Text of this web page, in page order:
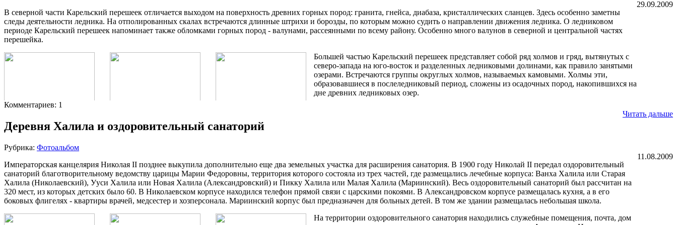
Николаевское отделение Мариинское отделение Новое Александровское отделение
Больные на приеме
Новое Александровское отделение -
восточный балкон
Механический каток Стиральная Паровая камера
29.09.2009
В северной части Карельский перешеек отличается выходом на поверхность древних горных пород: гранита, гнейса, диабаза, кристаллических сланцев. Здесь особенно заметны
следы деятельности ледника. На отполированных скалах встречаются длинные штрихи и борозды, по которым можно судить о направлении движения ледника. О ледниковом
периоде Карельский перешеек напоминает также обломками горных пород - валунами, рассеянными по всему району. Особенно много валунов в северной и центральной частях
перешейка.
Большей частью Карельский перешеек представляет собой ряд холмов и гряд, вытянутых с
северо-запада на юго-восток и разделенных ледниковыми долинами, как правило занятыми
озерами. Встречаются группы округлых холмов, называемых камовыми. Холмы эти,
образовавшиеся в послеледниковый период, сложены из осадочных пород, накопившихся на
дне древних ледниковых озер.
поверхности кристаллических пород, обилием глубоких впадин и котловин в сочетании с
кв. км.
Озера Карельского перешейка относятся к двум бассейнам - Ладожского озера и Финского
залива. В Ладожское озеро впадает самая крупная река перешейка - Вуокса. В ее системе
расположены и наиболее крупные озера региона, а также множество крупных и средних
озер. Реки, стекающие в Финский залив, невелики, а озера по площади значительно
уступают озерам системы Вуоксы.
Карельский перешеек отличается большим количеством озер, своим возникновением
Комментариев: 1
Читать дальше
Деревня Халила и оздоровительный санаторий
Рубрика: Фотоальбом
11.08.2009
Императорская канцелярия Николая II позднее выкупила дополнительно еще два земельных участка для расширения санатория. В 1900 году Николай II передал оздоровительный
санаторий благотворительному ведомству царицы Марии Федоровны, территория которого состояла из трех частей, где размещались лечебные корпуса: Ванха Халила или Старая
Халила (Николаевский), Ууси Халила или Новая Халила (Александровский) и Пикку Халила или Малая Халила (Мариинский). Весь оздоровительный санаторий был рассчитан на
320 мест, из которых детских было 60. В Николаевском корпусе находился телефон прямой связи с царскими покоями. В Александровском корпусе размещалась кухня, а в его
боковых флигелях - квартиры врачей, медсестер и хозперсонала. Мариинский корпус был предназначен для больных детей. В том же здании размещалась небольшая школа.
На территории оздоровительного санатория находились служебные помещения, почта, дом